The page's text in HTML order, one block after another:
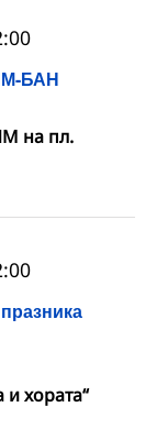
БАН
на пл.
хората“